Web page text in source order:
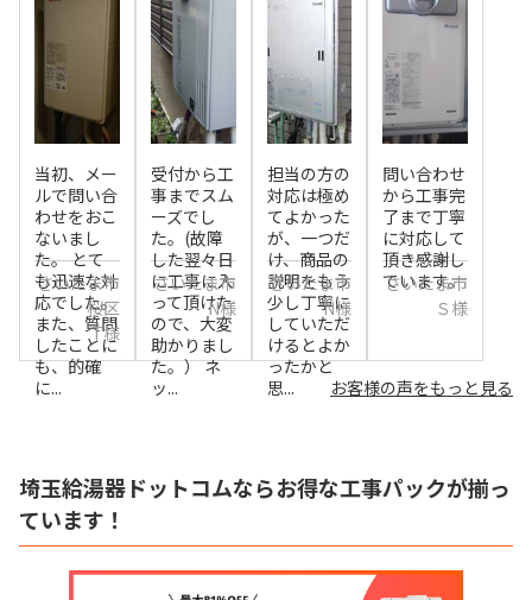
当初、メー
ルで問い合
わせをおこ
ないまし
た。 とて
も迅速な対
応でした。
また、質問
したことに
も、的確
に...
さいたま市
桜区
T様
受付から工
事までスム
ーズでし
た。(故障
した翌々日
に工事に入
って頂けた
ので、大変
助かりまし
た。） ネ
ッ...
さいたま市
N様
担当の方の
対応は極め
てよかった
が、一つだ
け、商品の
説明をもう
少し丁寧に
していただ
けるとよか
ったかと
思...
さいたま市
N様
問い合わせ
から工事完
了まで丁寧
に対応して
頂き感謝し
ています。
さいたま市
Ｓ様
お客様の声をもっと見る
埼玉給湯器ドットコムならお得な工事パックが揃っ
ています！